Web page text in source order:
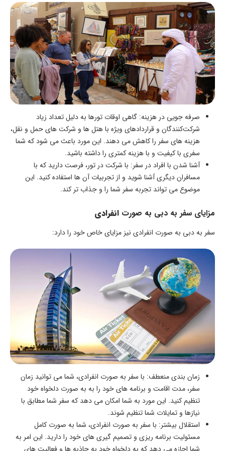
صرفه‌ جویی در هزینه: گاهی اوقات تورها به دلیل تعداد زیاد
شرکت‌کنندگان و قراردادهای ویژه با هتل‌ ها و شرکت‌ های حمل و نقل،
هزینه‌ های سفر را کاهش می ‌دهند. این مورد باعث می شود که شما
سفری با کیفیت و با هزینه کمتری را داشته باشید.
آشنا شدن با افراد در سفر: با شرکت در تور، فرصت دارید که با
مسافران دیگری آشنا شوید و از تجربیات آن‌ ها استفاده کنید. این
موضوع می ‌تواند تجربه سفر شما را و جذاب ‌تر کند.
مزایای سفر به دبی به صورت انفرادی
سفر به دبی به صورت انفرادی نیز مزایای خاص خود را دارد:
زمان ‌بندی منعطف: با سفر به صورت انفرادی، شما می‌ توانید زمان
سفر، مدت اقامت و برنامه ‌های خود را به به صورت دلخواه خود
تنظیم کنید. این مورد به شما امکان می ‌دهد که سفر شما مطابق با
نیازها و تمایلات شما تنظیم شوند.
استقلال بیشتر: با سفر به صورت انفرادی، شما به صورت کامل
مسئولیت برنامه ‌ریزی و تصمیم‌ گیری ‌های خود را دارید. این امر به